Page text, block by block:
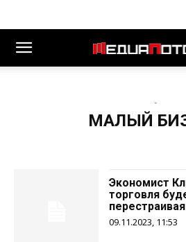
-
МАЛЫЙ
Экономист
торговля
09.11.2023, 11:53